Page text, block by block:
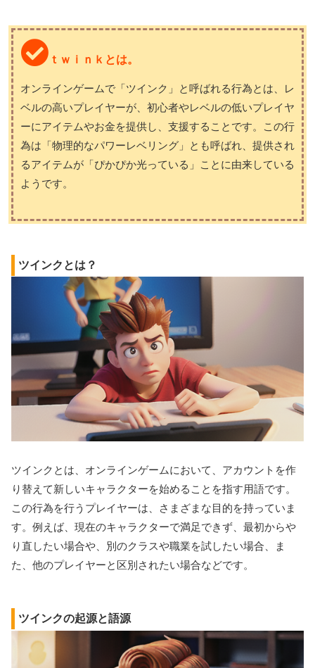
ｔｗｉｎｋとは。
オンラインゲームで「ツインク」と呼ばれる行為とは、レ
ベルの高いプレイヤーが、初心者やレベルの低いプレイヤ
ーにアイテムやお金を提供し、支援することです。この行
為は「物理的なパワーレベリング」とも呼ばれ、提供され
るアイテムが「ぴかぴか光っている」ことに由来している
ようです。
ツインクとは？
ツインクとは、オンラインゲームにおいて、アカウントを作
り替えて新しいキャラクターを始めることを指す用語です。
この行為を行うプレイヤーは、さまざまな目的を持っていま
す。例えば、現在のキャラクターで満足できず、最初からや
り直したい場合や、別のクラスや職業を試したい場合、ま
た、他のプレイヤーと区別されたい場合などです。
ツインクの起源と語源